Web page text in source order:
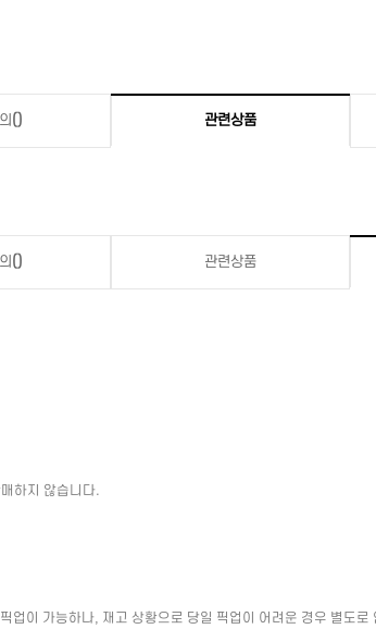
() 관련상품
() 관련상품
하지 않습니다.
업이 가능하나, 재고 상황으로 당일 픽업이 어려운 경우 별도로